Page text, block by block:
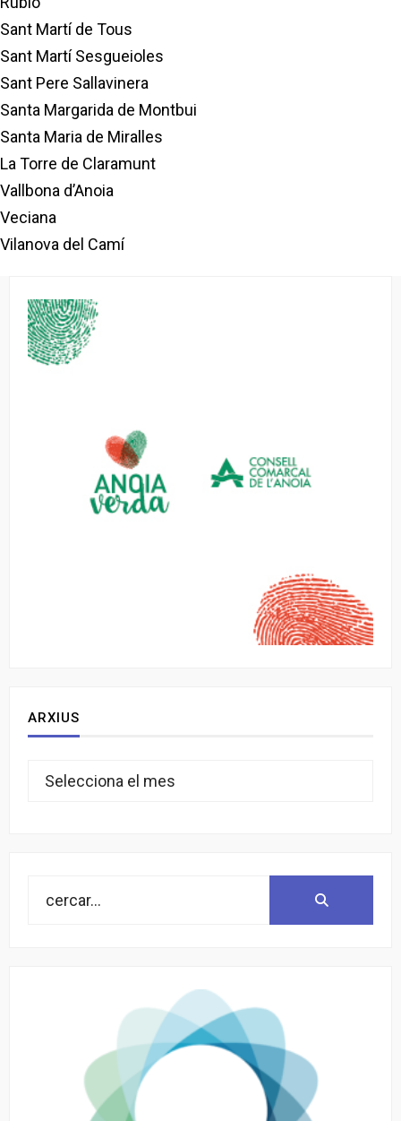
Sant Martí de Tous
Sant Martí Sesgueioles
Sant Pere Sallavinera
Santa Margarida de Montbui
Santa Maria de Miralles
La Torre de Claramunt
Vallbona d’Anoia
Veciana
Vilanova del Camí
ARXIUS